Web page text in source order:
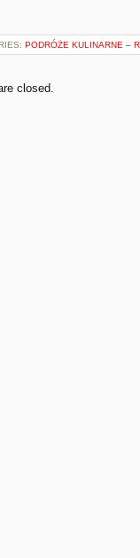
PODRÓŻE KULINARNE –
closed.